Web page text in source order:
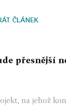
ČLÁNEK
přesnější
na jehož